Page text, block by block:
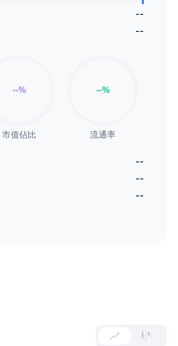
--
--
市值佔比 流通率
--
--
--